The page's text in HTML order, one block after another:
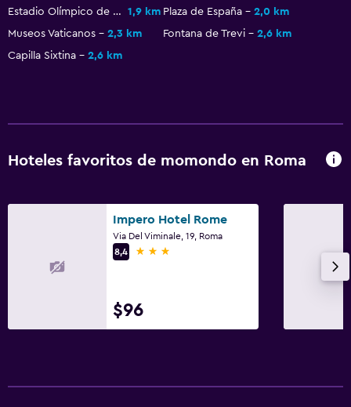
Lavandería
Plancha y tabla de planchar
Estacionamiento y transporte
Zona de trabajo
Salud y seguridad
Estadio Olímpico de Roma 1,9 km Plaza de España
2,0 km
Museos Vaticanos
2,3 km Fontana de Trevi
2,6 km
Capilla Sixtina
2,6 km
Hoteles favoritos de momondo en Roma
Impero Hotel Rome
Via Del Viminale, 19, Roma
8,4
3 estrellas
$96